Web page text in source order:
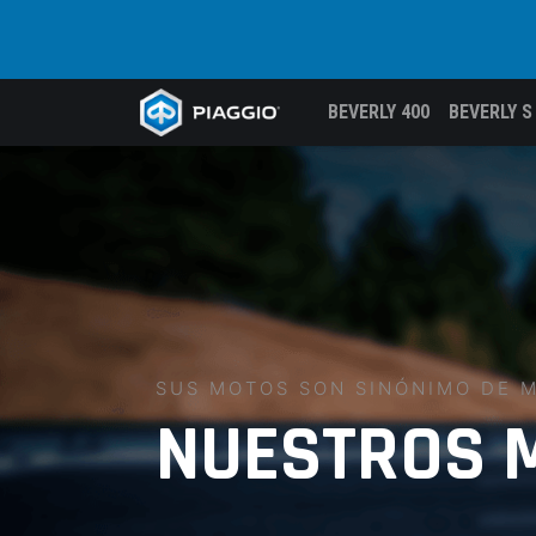
BEVERLY 400 BEVERLY
SUS MOTOS SON SINÓNIMO DE
NUESTROS